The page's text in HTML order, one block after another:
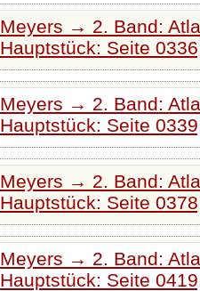
Meyers → 2. Band:
Hauptstück: Seite
Meyers → 2. Band:
Hauptstück: Seite
Meyers → 2. Band:
Hauptstück: Seite
Meyers → 2. Band:
Hauptstück: Seite